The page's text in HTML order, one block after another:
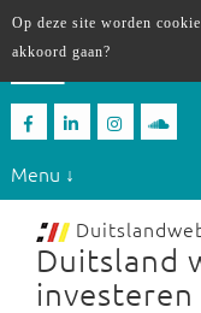
Menu ↓
Duitsland
Op deze site worden
akkoord gaan?